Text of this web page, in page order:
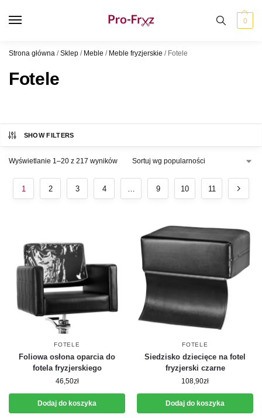
0
Strona główna /Sklep / Meble / Meble fryzjerskie / Fotele
Fotele
SHOW FILTERS
Wyświetlanie 1–20 z 217 wyników
1 2 3 4 … 9 10 11
FOTELE
Foliowa osłona oparcia do
fotela fryzjerskiego
46,50zł
Dodaj do koszyka
FOTELE
Siedzisko dziecięce na fotel
fryzjerski czarne
108,90zł
Dodaj do koszyka